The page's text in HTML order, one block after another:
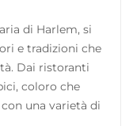
di Harlem, si
e tradizioni che
Dai ristoranti
coloro che
una varietà di